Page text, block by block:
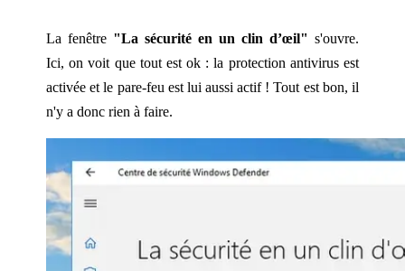
La fenêtre "La sécurité en un clin d’œil" s'ouvre.
Ici, on voit que tout est ok : la protection antivirus est
activée et le pare-feu est lui aussi actif ! Tout est bon, il
n'y a donc rien à faire.